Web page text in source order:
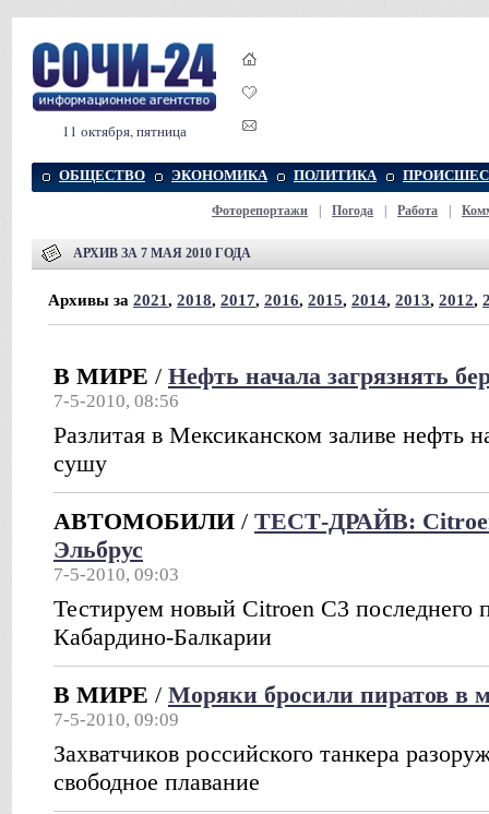
11 октября, пятница
ОБЩЕСТВО ЭКОНОМИКА ПОЛИТИКА
Фоторепортажи Погода Работа
АРХИВ ЗА 7 МАЯ 2010 ГОДА
Архивы за 2021, 2018, 2017, 2016, 2015, 2014, 2013, 2012,
В МИРЕ / Нефть начала загрязнять
7-5-2010, 08:56
Разлитая в Мексиканском заливе нефть
сушу
АВТОМОБИЛИ / ТЕСТ-ДРАЙВ:
Эльбрус
7-5-2010, 09:03
Тестируем новый Citroen C3 последнего
Кабардино-Балкарии
В МИРЕ / Моряки бросили пиратов в
7-5-2010, 09:09
Захватчиков российского танкера
свободное плавание